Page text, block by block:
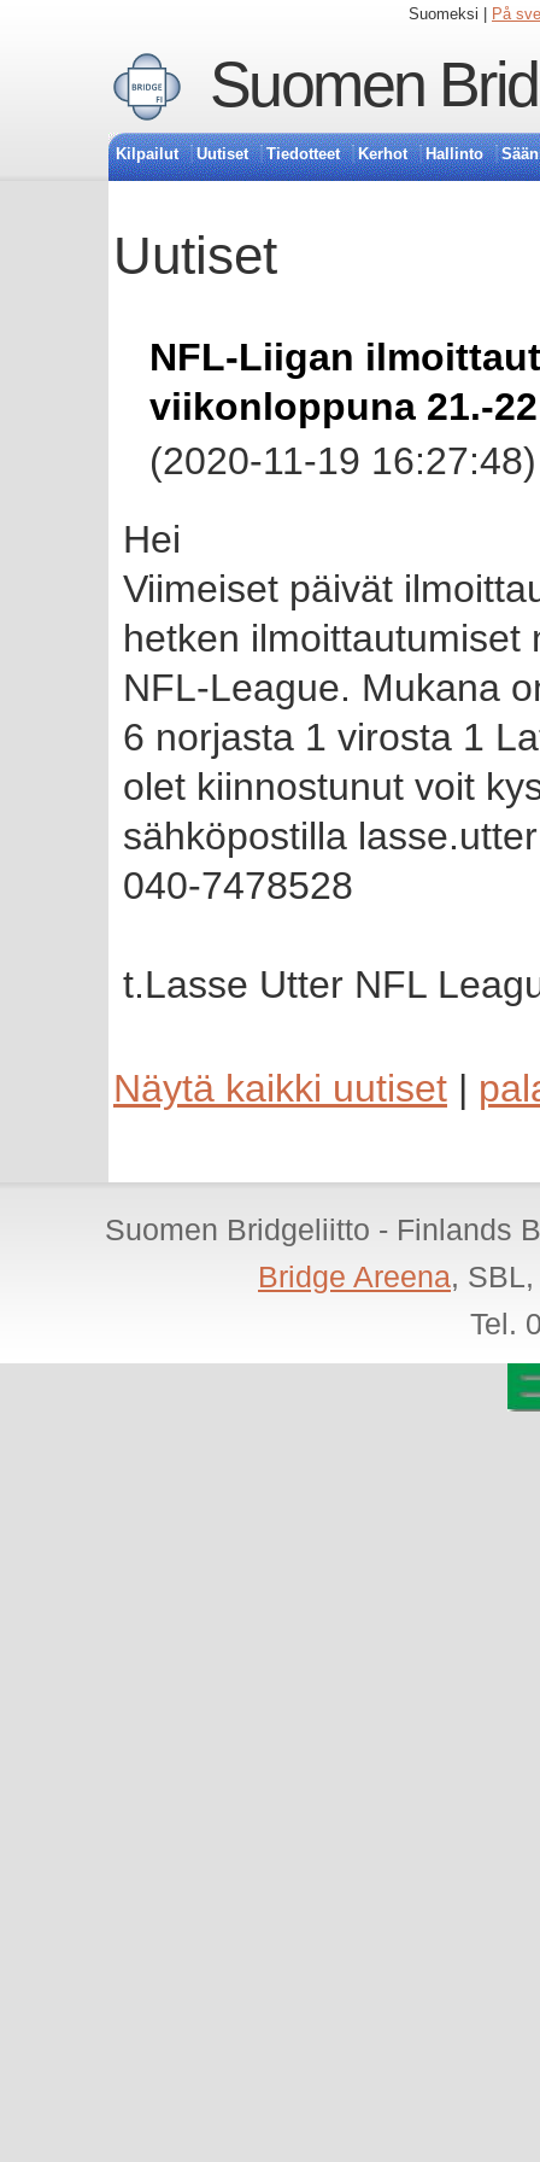
Suomeksi | På
Suomen
Kilpailut Uutiset Tiedotteet Kerhot Hallinto
Uutiset
NFL-Liigan
viikonloppuna 21.-
(2020-11-19 16:27:48)
Hei
Viimeiset päivät
hetken ilmoittautumiset
NFL-League. Mukana
6 norjasta 1 virosta 1
olet kiinnostunut voit
sähköpostilla
040-7478528
t.Lasse Utter NFL
Näytä kaikki uutiset |
Suomen Bridgeliitto - Finlands
Bridge Areena,
Tel.